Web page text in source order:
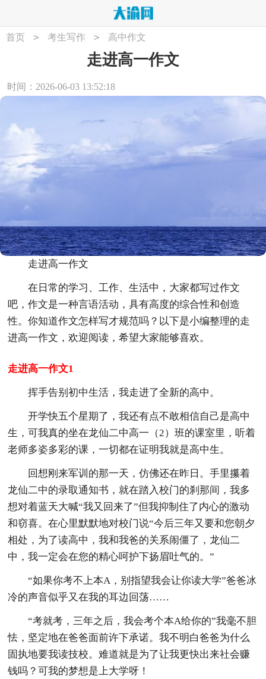
首页 > 考生写作 > 高中作文
走进高一作文
时间：2026-06-03 13:52:18
走进高一作文
在日常的学习、工作、生活中，大家都写过作文
吧，作文是一种言语活动，具有高度的综合性和创造
性。你知道作文怎样写才规范吗？以下是小编整理的走
进高一作文，欢迎阅读，希望大家能够喜欢。
走进高一作文1
挥手告别初中生活，我走进了全新的高中。
开学快五个星期了，我还有点不敢相信自己是高中
生，可我真的坐在龙仙二中高一（2）班的课室里，听着
老师多姿多彩的课，一切都在证明我就是高中生。
回想刚来军训的那一天，仿佛还在昨日。手里攥着
龙仙二中的录取通知书，就在踏入校门的刹那间，我多
想对着蓝天大喊“我又回来了”但我抑制住了内心的激动
和窃喜。在心里默默地对校门说“今后三年又要和您朝夕
相处，为了读高中，我和我爸的关系闹僵了，龙仙二
中，我一定会在您的精心呵护下扬眉吐气的。”
“如果你考不上本A，别指望我会让你读大学”爸爸冰
冷的声音似乎又在我的耳边回荡……
“考就考，三年之后，我会考个本A给你的”我毫不胆
怯，坚定地在爸爸面前许下承诺。我不明白爸爸为什么
固执地要我读技校。难道就是为了让我更快出来社会赚
钱吗？可我的梦想是上大学呀！